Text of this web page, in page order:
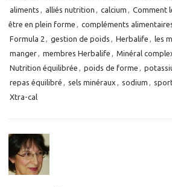
aliments , alliés nutrition , calcium , Comment
être en plein forme , compléments
Formula 2 , gestion de poids , Herbalife , les
manger, membres Herbalife , Minéral
Nutrition équilibrée , poids de forme ,
repas équilibré , sels minéraux , sodium ,
Xtra-cal